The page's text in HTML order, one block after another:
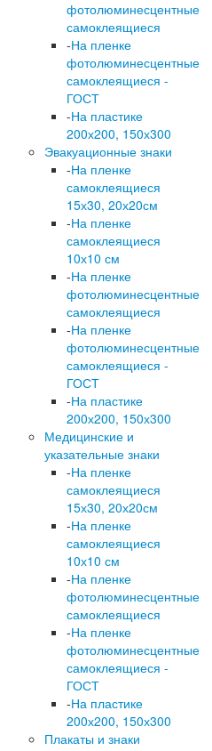
фотолюминесцентные
самоклеящиеся
-На пленке
фотолюминесцентные
самоклеящиеся -
ГОСТ
-На пластике
200х200, 150х300
Эвакуационные знаки
-На пленке
самоклеящиеся
15х30, 20х20см
-На пленке
самоклеящиеся
10х10 см
-На пленке
фотолюминесцентные
самоклеящиеся
-На пленке
фотолюминесцентные
самоклеящиеся -
ГОСТ
-На пластике
200х200, 150х300
Медицинские и
указательные знаки
-На пленке
самоклеящиеся
15х30, 20х20см
-На пленке
самоклеящиеся
10х10 см
-На пленке
фотолюминесцентные
самоклеящиеся
-На пленке
фотолюминесцентные
самоклеящиеся -
ГОСТ
-На пластике
200х200, 150х300
Плакаты и знаки